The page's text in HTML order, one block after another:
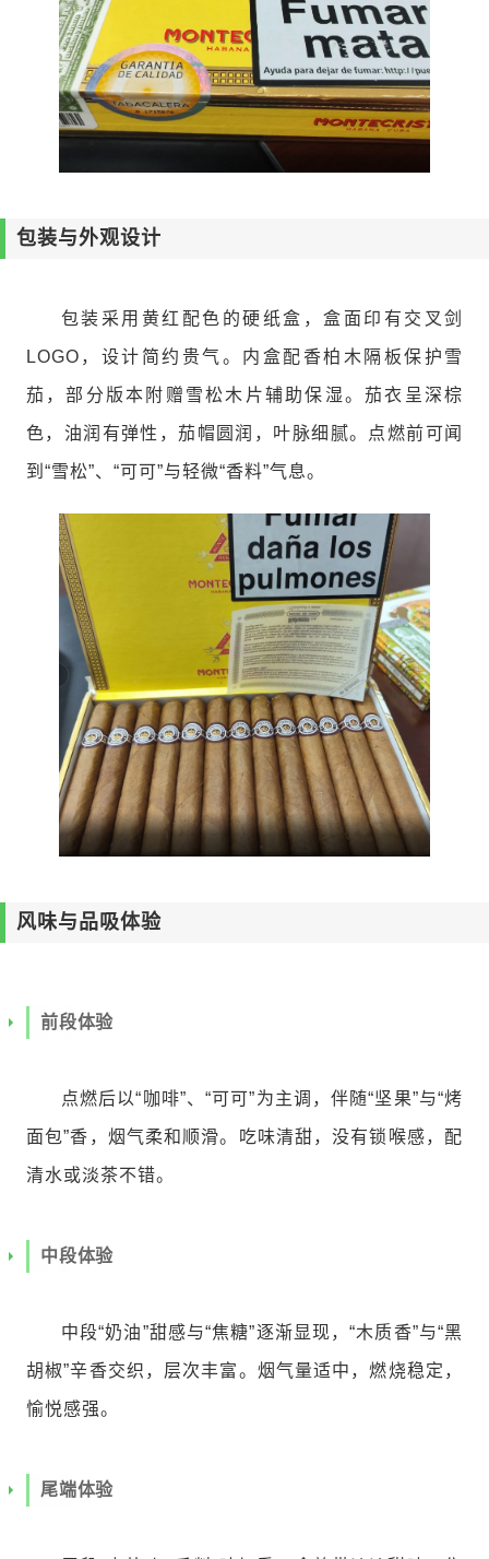
包装与外观设计
包装采用黄红配色的硬纸盒，盒面印有交叉剑
LOGO，设计简约贵气。内盒配香柏木隔板保护雪
茄，部分版本附赠雪松木片辅助保湿。茄衣呈深棕
色，油润有弹性，茄帽圆润，叶脉细腻。点燃前可闻
到“雪松”、“可可”与轻微“香料”气息。
风味与品吸体验
前段体验
点燃后以“咖啡”、“可可”为主调，伴随“坚果”与“烤
面包”香，烟气柔和顺滑。吃味清甜，没有锁喉感，配
清水或淡茶不错。
中段体验
中段“奶油”甜感与“焦糖”逐渐显现，“木质香”与“黑
胡椒”辛香交织，层次丰富。烟气量适中，燃烧稳定，
愉悦感强。
尾端体验